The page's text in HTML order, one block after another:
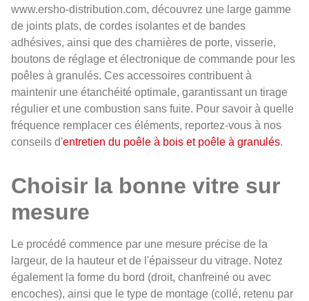
www.ersho-distribution.com, découvrez une large gamme
de joints plats, de cordes isolantes et de bandes
adhésives, ainsi que des charnières de porte, visserie,
boutons de réglage et électronique de commande pour les
poêles à granulés. Ces accessoires contribuent à
maintenir une étanchéité optimale, garantissant un tirage
régulier et une combustion sans fuite. Pour savoir à quelle
fréquence remplacer ces éléments, reportez-vous à nos
conseils d'entretien du poêle à bois et poêle à granulés.
Choisir la bonne vitre sur
mesure
Le procédé commence par une mesure précise de la
largeur, de la hauteur et de l'épaisseur du vitrage. Notez
également la forme du bord (droit, chanfreiné ou avec
encoches), ainsi que le type de montage (collé, retenu par